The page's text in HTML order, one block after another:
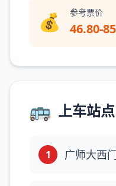
💰 参考票价
46.80-
🚌 上车站点
1 广师大西